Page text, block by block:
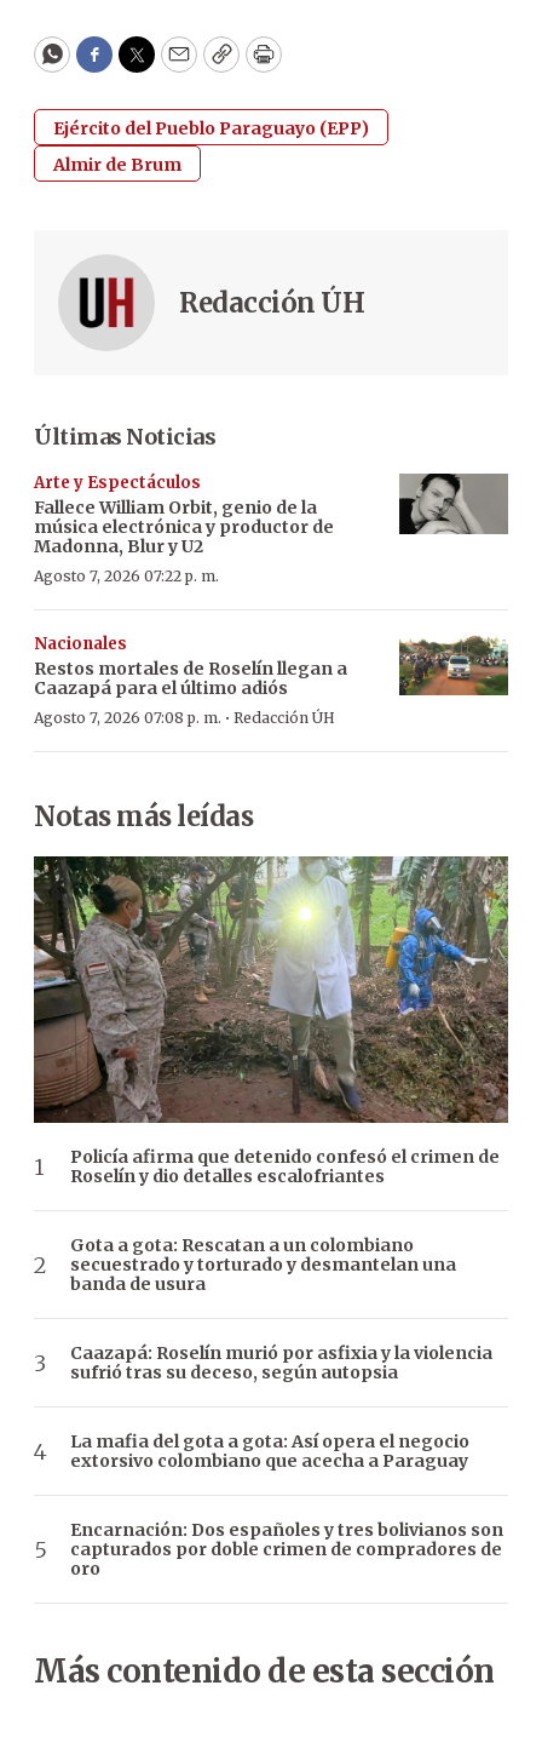
WhatsApp
Facebook
Twitter
EmailCopyPrint
Ejército del Pueblo Paraguayo (EPP)
Almir de Brum
Redacción ÚH
Últimas Noticias
Arte y Espectáculos
Fallece William Orbit, genio de la
música electrónica y productor de
Madonna, Blur y U2
Agosto 7, 2026 07:22 p. m.
Nacionales
Restos mortales de Roselín llegan a
Caazapá para el último adiós
Agosto 7, 2026 07:08 p. m. · Redacción ÚH
Notas más leídas
Policía afirma que detenido confesó el crimen de
Roselín y dio detalles escalofriantes
Gota a gota: Rescatan a un colombiano
secuestrado y torturado y desmantelan una
banda de usura
Caazapá: Roselín murió por asfixia y la violencia
sufrió tras su deceso, según autopsia
La mafia del gota a gota: Así opera el negocio
extorsivo colombiano que acecha a Paraguay
Encarnación: Dos españoles y tres bolivianos son
capturados por doble crimen de compradores de
oro
Más contenido de esta sección